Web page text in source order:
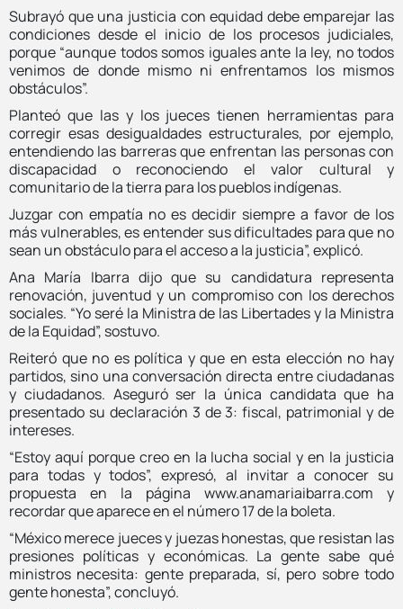
Subrayó que una justicia con equidad debe emparejar las
condiciones desde el inicio de los procesos judiciales,
porque “aunque todos somos iguales ante la ley, no todos
venimos de donde mismo ni enfrentamos los mismos
obstáculos”.
Planteó que las y los jueces tienen herramientas para
corregir esas desigualdades estructurales, por ejemplo,
entendiendo las barreras que enfrentan las personas con
discapacidad o reconociendo el valor cultural y
comunitario de la tierra para los pueblos indígenas.
Juzgar con empatía no es decidir siempre a favor de los
más vulnerables, es entender sus dificultades para que no
sean un obstáculo para el acceso a la justicia”, explicó.
Ana María Ibarra dijo que su candidatura representa
renovación, juventud y un compromiso con los derechos
sociales. “Yo seré la Ministra de las Libertades y la Ministra
de la Equidad”, sostuvo.
Reiteró que no es política y que en esta elección no hay
partidos, sino una conversación directa entre ciudadanas
y ciudadanos. Aseguró ser la única candidata que ha
presentado su declaración 3 de 3: fiscal, patrimonial y de
intereses.
“Estoy aquí porque creo en la lucha social y en la justicia
para todas y todos”, expresó, al invitar a conocer su
propuesta en la página www.anamariaibarra.com y
recordar que aparece en el número 17 de la boleta.
“México merece jueces y juezas honestas, que resistan las
presiones políticas y económicas. La gente sabe qué
ministros necesita: gente preparada, sí, pero sobre todo
gente honesta”, concluyó.